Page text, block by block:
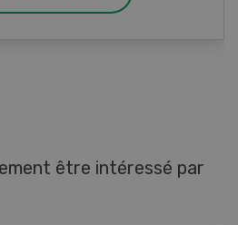
être intéressé par